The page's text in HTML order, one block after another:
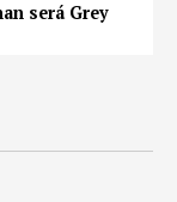
será Grey